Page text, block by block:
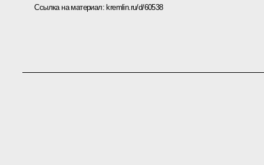
Ссылка на материал: kremlin.ru/d/60538